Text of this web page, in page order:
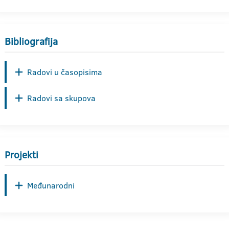
Bibliografija
Radovi u časopisima
Radovi sa skupova
Projekti
Međunarodni